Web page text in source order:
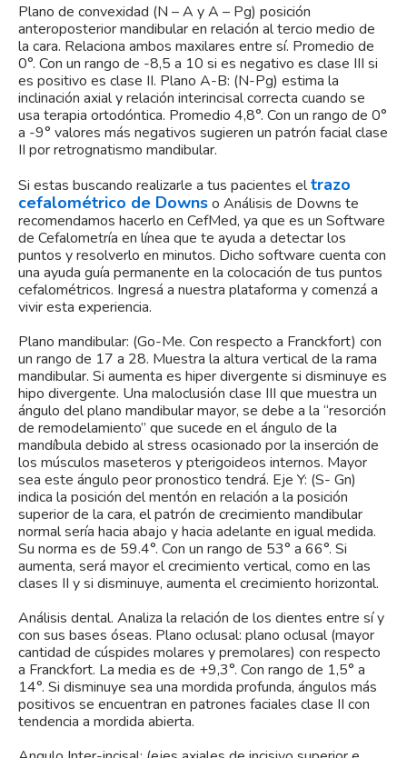
Plano de convexidad (N – A y A – Pg) posición
anteroposterior mandibular en relación al tercio medio de
la cara. Relaciona ambos maxilares entre sí. Promedio de
0°. Con un rango de -8,5 a 10 si es negativo es clase III si
es positivo es clase II. Plano A-B: (N-Pg) estima la
inclinación axial y relación interincisal correcta cuando se
usa terapia ortodóntica. Promedio 4,8°. Con un rango de 0°
a -9° valores más negativos sugieren un patrón facial clase
II por retrognatismo mandibular.
Si estas buscando realizarle a tus pacientes eltrazo
cefalométrico de Downso Análisis de Downs te
recomendamos hacerlo en CefMed, ya que es un Software
de Cefalometría en línea que te ayuda a detectar los
puntos y resolverlo en minutos. Dicho software cuenta con
una ayuda guía permanente en la colocación de tus puntos
cefalométricos. Ingresá a nuestra plataforma y comenzá a
vivir esta experiencia.
Plano mandibular: (Go-Me. Con respecto a Franckfort) con
un rango de 17 a 28. Muestra la altura vertical de la rama
mandibular. Si aumenta es hiper divergente si disminuye es
hipo divergente. Una maloclusión clase III que muestra un
ángulo del plano mandibular mayor, se debe a la “resorción
de remodelamiento” que sucede en el ángulo de la
mandíbula debido al stress ocasionado por la inserción de
los músculos maseteros y pterigoideos internos. Mayor
sea este ángulo peor pronostico tendrá. Eje Y: (S- Gn)
indica la posición del mentón en relación a la posición
superior de la cara, el patrón de crecimiento mandibular
normal sería hacia abajo y hacia adelante en igual medida.
Su norma es de 59.4°. Con un rango de 53° a 66°. Si
aumenta, será mayor el crecimiento vertical, como en las
clases II y si disminuye, aumenta el crecimiento horizontal.
Análisis dental. Analiza la relación de los dientes entre sí y
con sus bases óseas. Plano oclusal: plano oclusal (mayor
cantidad de cúspides molares y premolares) con respecto
a Franckfort. La media es de +9,3°. Con rango de 1,5° a
14°. Si disminuye sea una mordida profunda, ángulos más
positivos se encuentran en patrones faciales clase II con
tendencia a mordida abierta.